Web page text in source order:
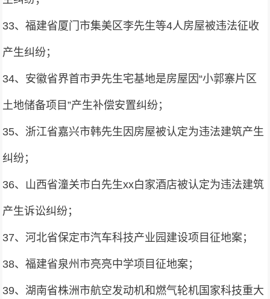
33、福建省厦门市集美区李先生等4人房屋被违法征收
产生纠纷；
34、安徽省界首市尹先生宅基地是房屋因“小郭寨片区
土地储备项目”产生补偿安置纠纷；
35、浙江省嘉兴市韩先生因房屋被认定为违法建筑产生
纠纷；
36、山西省潼关市白先生xx白家酒店被认定为违法建筑
产生诉讼纠纷；
37、河北省保定市汽车科技产业园建设项目征地案；
38、福建省泉州市亮亮中学项目征地案；
39、湖南省株洲市航空发动机和燃气轮机国家科技重大